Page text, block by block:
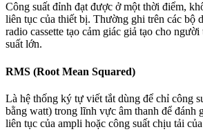
Công suất đỉnh đạt được ở một thời điểm,
liên tục của thiết bị. Thường ghi trên các bộ
radio cassette tạo cảm giác giả tạo cho
suất lớn.
RMS (Root Mean Squared)
Là hệ thống ký tự viết tắt dùng để chỉ công
bằng watt) trong lĩnh vực âm thanh để đánh
liên tục của ampli hoặc công suất chịu tải